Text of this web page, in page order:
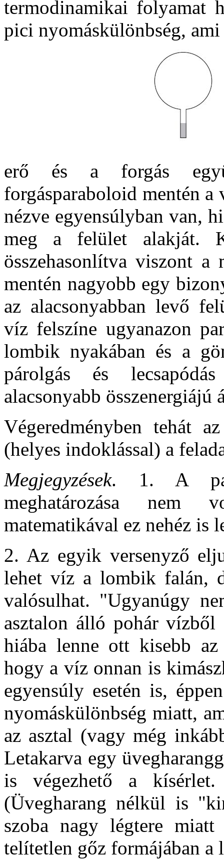
termodinamikai folyamat
pici nyomáskülönbség,
erő és a forgás
forgásparaboloid mentén
nézve egyensúlyban van,
meg a felület alakját.
összehasonlítva viszont a
mentén nagyobb egy
az alacsonyabban levő
víz felszíne ugyanazon
lombik nyakában és a
párolgás és
alacsonyabb összenergiájú
Végeredményben tehát
(helyes indoklással) a
Megjegyzések. 1. A
meghatározása
matematikával ez nehéz is
2. Az egyik versenyző
lehet víz a lombik falán,
valósulhat. "Ugyanúgy
asztalon álló pohár
hiába lenne ott kisebb
hogy a víz onnan is
egyensúly esetén is,
nyomáskülönbség miatt,
az asztal (vagy még
Letakarva egy
is végezhető a
(Üvegharang nélkül is
szoba nagy légtere
telítetlen gőz formájában a